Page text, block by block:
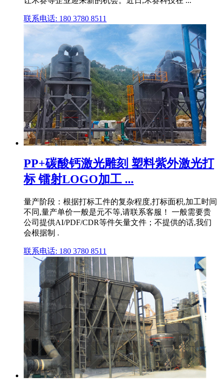
联系电话: 180 3780 8511
PP+碳酸钙激光雕刻 塑料紫外激光打
标 镭射LOGO加工 ...
量产阶段：根据打标工件的复杂程度,打标面积,加工时间
不同,量产单价一般是元不等,请联系客服！ 一般需要贵
公司提供AI/PDF/CDR等件矢量文件；不提供的话,我们
会根据制 .
联系电话: 180 3780 8511